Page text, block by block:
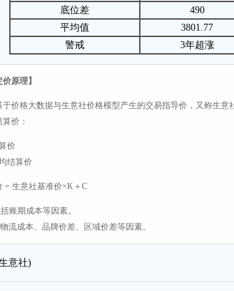
底位差
490
平均值
3801.77
警戒
3年超涨
原理】
价格大数据与生意社价格模型产生的交易指导价，又称生意
价：
价
结算价
= 生意社基准价×K＋C
账期成本等因素。
流成本、品牌价差、区域价差等因素。
意社)